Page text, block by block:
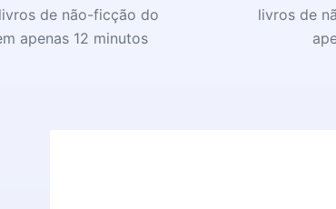
de não-ficção do
apenas 12 minutos
livros de